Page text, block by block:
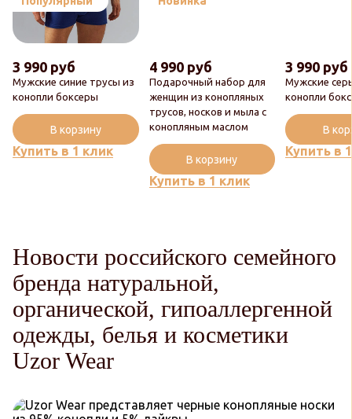
Мужские синие трусы из
конопли боксеры
3 990 руб
Купить в 1 клик
В корзину
Подарочный набор для
женщин из конопляных
трусов, носков и мыла с
конопляным маслом
4 990 руб
Купить в 1 клик
В корзину
Мужские
конопли
3 990 руб
Купить в
В
Новости российского семейного
бренда натуральной,
органической, гипоаллергенной
одежды, белья и косметики
Uzor Wear